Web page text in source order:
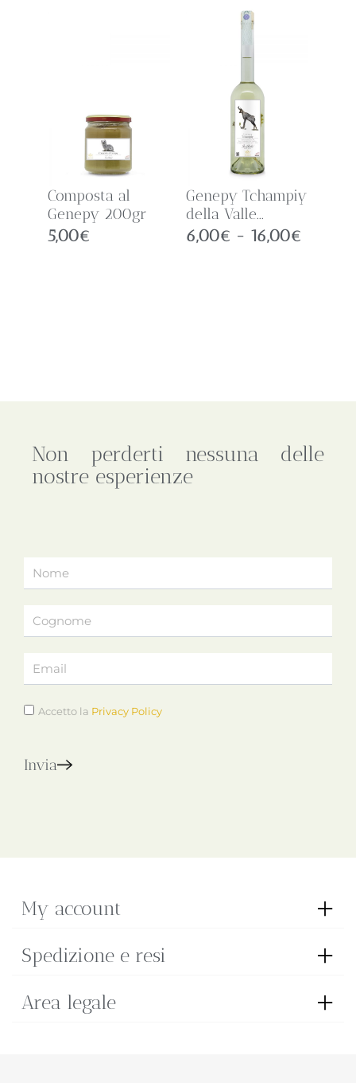
Composta al
Genepy 200gr
5,00€
Genepy Tchampiy
della Valle...
6,00€ - 16,00€
Non perderti nessuna delle
nostre esperienze
Accetto la Privacy Policy
Invia
My account
Spedizione e resi
Area legale